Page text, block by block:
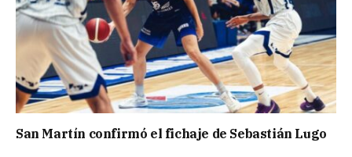
San Martín confirmó el fichaje de Sebastián Lugo